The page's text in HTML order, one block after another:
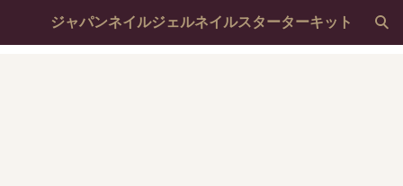
ジャパンネイルジェルネイルスターターキット